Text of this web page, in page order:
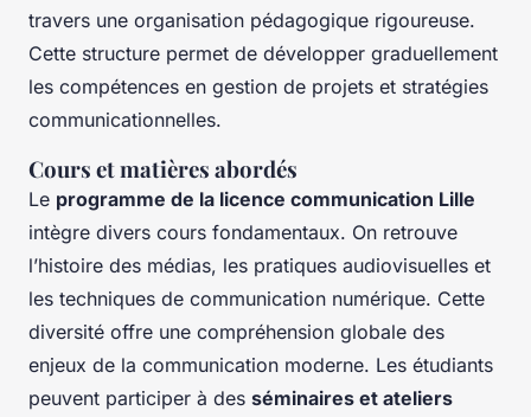
travers une organisation pédagogique rigoureuse.
Cette structure permet de développer graduellement
les compétences en gestion de projets et stratégies
communicationnelles.
Cours et matières abordés
Le programme de la licence communication Lille
intègre divers cours fondamentaux. On retrouve
l’histoire des médias, les pratiques audiovisuelles et
les techniques de communication numérique. Cette
diversité offre une compréhension globale des
enjeux de la communication moderne. Les étudiants
peuvent participer à des séminaires et ateliers